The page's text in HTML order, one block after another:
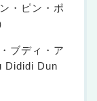
・ピン・ポ
ブディ・ア
Dididi Dun